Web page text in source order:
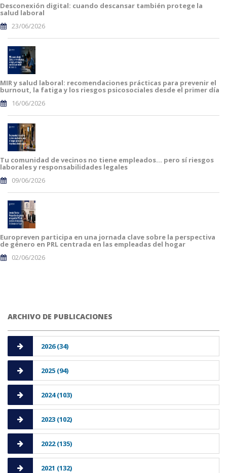
Desconexión digital: cuando descansar también protege la
salud laboral
23/06/2026
MIR y salud laboral: recomendaciones prácticas para prevenir el
burnout, la fatiga y los riesgos psicosociales desde el primer día
16/06/2026
Tu comunidad de vecinos no tiene empleados… pero sí riesgos
laborales y responsabilidades legales
09/06/2026
Europreven participa en una jornada clave sobre la perspectiva
de género en PRL centrada en las empleadas del hogar
02/06/2026
ARCHIVO DE PUBLICACIONES
2026 (34)
2025 (94)
2024 (103)
2023 (102)
2022 (135)
2021 (132)